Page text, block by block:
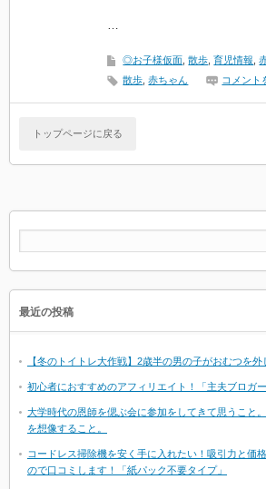
…
◎お子様仮面 ,散歩 ,育児情報 ,
散歩 ,赤ちゃん コメント
トップページに戻る
最近の投稿
【冬のトイトレ大作戦】2歳半の男の子がおむつを外
初心者におすすめのアフィリエイト！「主夫ブロガー
大学時代の恩師を偲ぶ会に参加をしてきて思うこと
を想像すること。
コードレス掃除機を安く手に入れたい！吸引力と価
ので口コミします！「紙パック不要タイプ」